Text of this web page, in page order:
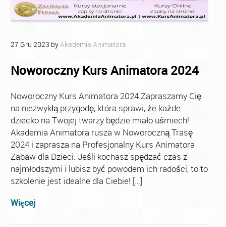
27 Gru 2023 byAkademia Animatora
Noworoczny Kurs Animatora 2024
Noworoczny Kurs Animatora 2024 Zapraszamy Cię
na niezwykłą przygodę, która sprawi, że każde
dziecko na Twojej twarzy będzie miało uśmiech!
Akademia Animatora rusza w Noworoczną Trasę
2024 i zaprasza na Profesjonalny Kurs Animatora
Zabaw dla Dzieci. Jeśli kochasz spędzać czas z
najmłodszymi i lubisz być powodem ich radości, to to
szkolenie jest idealne dla Ciebie! […]
Więcej